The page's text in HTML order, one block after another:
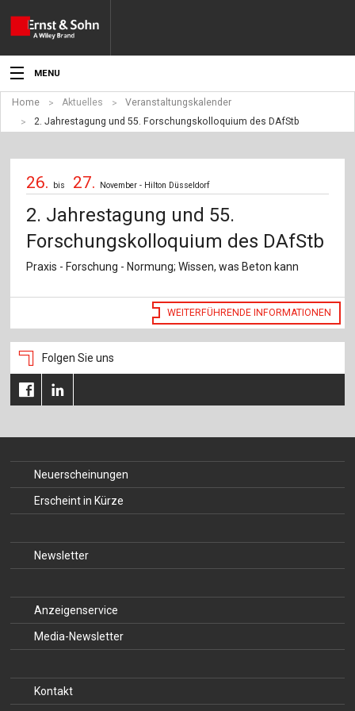
MENU
Aktuelles
Angebote
Fachgebiete
Produkte
Für Autor:innen
Verlag
Home Aktuelles
Veranstaltungskalender
2. Jahrestagung und 55. Forschungskolloquium des DAfStb
26. bis 27. November - Hilton Düsseldorf
2. Jahrestagung und 55.
Forschungskolloquium des DAfStb
Praxis - Forschung - Normung; Wissen, was Beton kann
WEITERFÜHRENDE INFORMATIONEN
Folgen Sie uns
Neuerscheinungen
Erscheint in Kürze
Newsletter
Anzeigenservice
Media-Newsletter
Kontakt